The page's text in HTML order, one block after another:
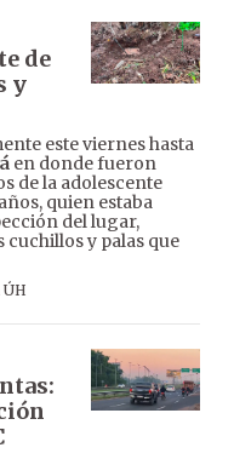
de
y
este viernes hasta
en donde fueron
de la adolescente
quien estaba
del lugar,
y palas que